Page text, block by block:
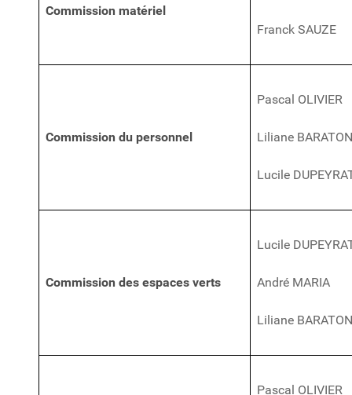
Commission matériel
Franck SAUZE
Commission du personnel
Pascal OLIVIER
Liliane BARATON
Lucile
Commission des espaces verts
Lucile
André MARIA
Liliane BARATON
Pascal OLIVIER